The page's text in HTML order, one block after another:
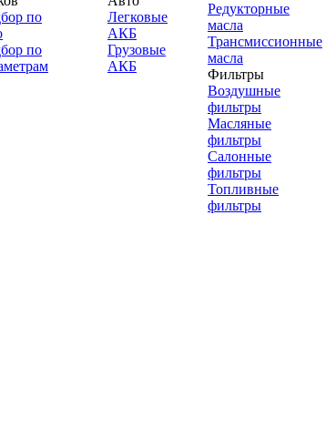
по
по
Легковые
АКБ
Грузовые
АКБ
Редукторные
масла
Трансмиссионные
масла
Фильтры
Воздушные
фильтры
Масляные
фильтры
Салонные
фильтры
Топливные
фильтры